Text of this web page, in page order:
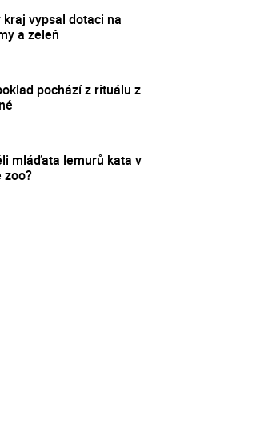
kraj vypsal dotaci na
a zeleň
pochází z rituálu z
mláďata lemurů kata v
zoo?